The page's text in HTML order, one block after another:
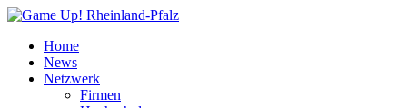
Home
News
Netzwerk
Firmen